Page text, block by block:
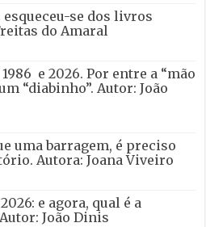
se dos livros
do Amaral
e 2026. Por entre a “mão
“diabinho”. Autor: João
uma barragem, é preciso
Autora: Joana Viveiro
e agora, qual é a
João Dinis